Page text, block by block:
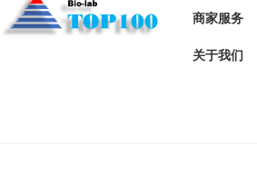
商家服务
关于我们